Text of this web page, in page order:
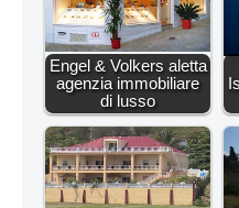
Engel & Volkers aletta
agenzia immobiliare
di lusso